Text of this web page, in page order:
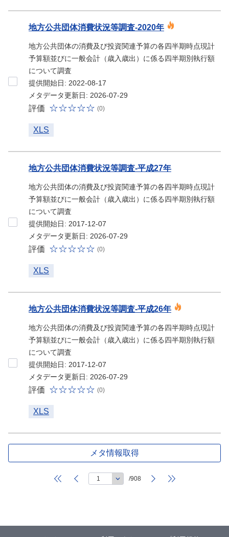
地方公共団体消費状況等調査-2020年
地方公共団体の消費及び投資関連予算の各四半期時点現計
予算額並びに一般会計（歳入歳出）に係る四半期別執行額
について調査
提供開始日: 2022-08-17
メタデータ更新日: 2026-07-29
評価 (0)
XLS
地方公共団体消費状況等調査-平成27年
地方公共団体の消費及び投資関連予算の各四半期時点現計
予算額並びに一般会計（歳入歳出）に係る四半期別執行額
について調査
提供開始日: 2017-12-07
メタデータ更新日: 2026-07-29
評価 (0)
XLS
地方公共団体消費状況等調査-平成26年
地方公共団体の消費及び投資関連予算の各四半期時点現計
予算額並びに一般会計（歳入歳出）に係る四半期別執行額
について調査
提供開始日: 2017-12-07
メタデータ更新日: 2026-07-29
評価 (0)
XLS
メタ情報取得
/908